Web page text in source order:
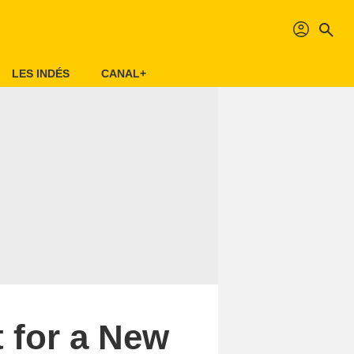
profil search
LES INDÉS CANAL+
for a New